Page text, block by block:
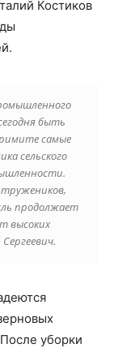
Костиков
быть
самые
сельского
продолжает
высоких
уборки